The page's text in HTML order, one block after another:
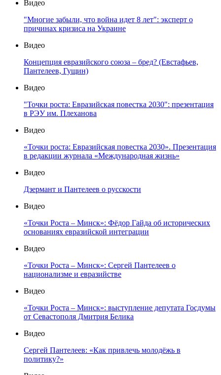
Видео
"Многие забыли, что война идет 8 лет": эксперт о
причинах кризиса на Украине
Видео
Концепция евразийского союза – бред? (Евстафьев,
Пантелеев, Гущин)
Видео
"Точки роста: Евразийская повестка 2030": презентация
в РЭУ им. Плеханова
Видео
«Точки роста: Евразийская повестка 2030». Презентация
в редакции журнала «Международная жизнь»
Видео
Дзермант и Пантелеев о русскости
Видео
«Точки Роста – Минск»: Фёдор Гайда об исторических
основаниях евразийской интеграции
Видео
«Точки Роста – Минск»: Сергей Пантелеев о
национализме и евразийстве
Видео
«Точки Роста – Минск»: выступление депутата Госдумы
от Севастополя Дмитрия Белика
Видео
Сергей Пантелеев: «Как привлечь молодёжь в
политику?»